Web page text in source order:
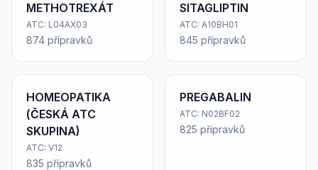
METHOTREXÁT
ATC: L04AX03
874 přípravků
SITAGLIPTIN
ATC: A10BH01
845 přípravků
HOMEOPATIKA
(ČESKÁ ATC
SKUPINA)
ATC: V12
835 přípravků
PREGABALIN
ATC: N02BF02
825 přípravků